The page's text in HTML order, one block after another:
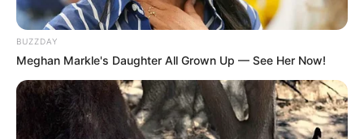
Anti Mainstream, 10 Cara
Membawa Barang Belanjaan
BUZZDAY
Meghan Markle's Daughter All Grown Up — See Her Now!